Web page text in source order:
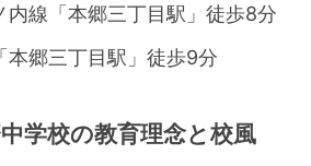
家 雙葉中学校はどんな生徒
三家】桜蔭・女子学院・雙
内線「本郷三丁目駅」徒歩8分​
本郷三丁目駅」徒歩9分​
学校の教育理念と校風